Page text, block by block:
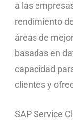
a las
rendimiento
áreas de
basadas en
capacidad
clientes y
SAP Service